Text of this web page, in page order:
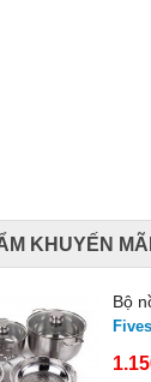
KHUYẾN MÃI
Bộ